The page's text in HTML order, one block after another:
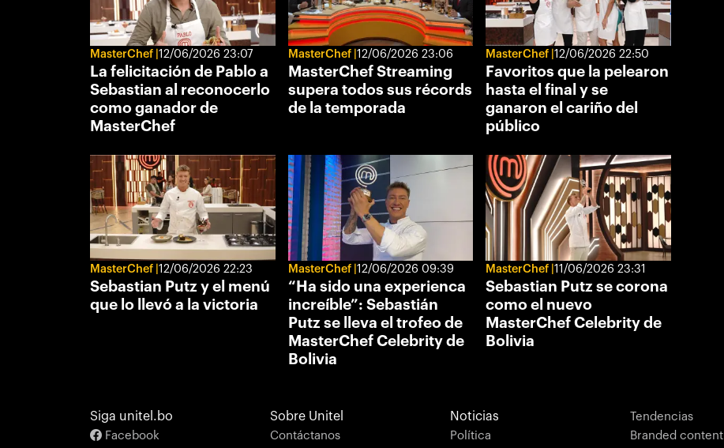
MasterChef 12/06/2026 23:07
La felicitación de Pablo a
Sebastian al reconocerlo
como ganador de
MasterChef
MasterChef 12/06/2026 23:06
MasterChef Streaming
supera todos sus récords
de la temporada
MasterChef 12/06/2026 22:50
Favoritos que la pelearon
hasta el final y se
ganaron el cariño del
público
MasterChef 12/06/2026 22:23
Sebastian Putz y el menú
que lo llevó a la victoria
MasterChef 12/06/2026 09:39
“Ha sido una experienca
increíble”: Sebastián
Putz se lleva el trofeo de
MasterChef Celebrity de
Bolivia
MasterChef 11/06/2026 23:31
Sebastian Putz se corona
como el nuevo
MasterChef Celebrity de
Bolivia
Siga unitel.bo
Facebook
Sobre Unitel
Contáctanos
Noticias
Política
Tendencias
Branded content